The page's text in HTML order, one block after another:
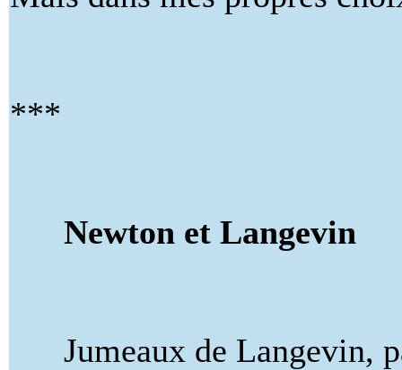
***
Newton et Langevin
Jumeaux de Langevin,